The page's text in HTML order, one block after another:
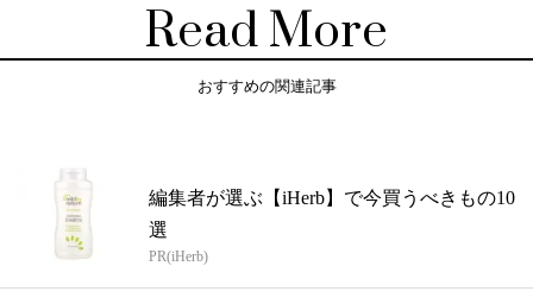
Read More
おすすめの関連記事
編集者が選ぶ【iHerb】で今買うべきもの10
選
PR(iHerb)